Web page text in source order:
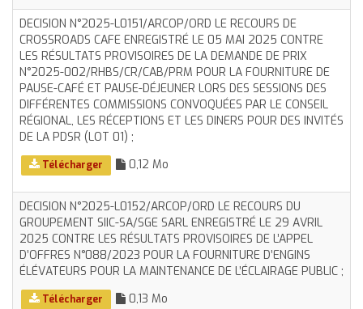
DECISION N°2025-L0151/ARCOP/ORD LE RECOURS DE
CROSSROADS CAFE ENREGISTRÉ LE 05 MAI 2025 CONTRE
LES RÉSULTATS PROVISOIRES DE LA DEMANDE DE PRIX
N°2025-002/RHBS/CR/CAB/PRM POUR LA FOURNITURE DE
PAUSE-CAFÉ ET PAUSE-DÉJEUNER LORS DES SESSIONS DES
DIFFÉRENTES COMMISSIONS CONVOQUÉES PAR LE CONSEIL
RÉGIONAL, LES RÉCEPTIONS ET LES DINERS POUR DES INVITÉS
DE LA PDSR (LOT 01) ;
Télécharger 0,12 Mo
DECISION N°2025-L0152/ARCOP/ORD LE RECOURS DU
GROUPEMENT SIIC-SA/SGE SARL ENREGISTRÉ LE 29 AVRIL
2025 CONTRE LES RÉSULTATS PROVISOIRES DE L’APPEL
D’OFFRES N°088/2023 POUR LA FOURNITURE D’ENGINS
ÉLÉVATEURS POUR LA MAINTENANCE DE L’ÉCLAIRAGE PUBLIC ;
Télécharger 0,13 Mo